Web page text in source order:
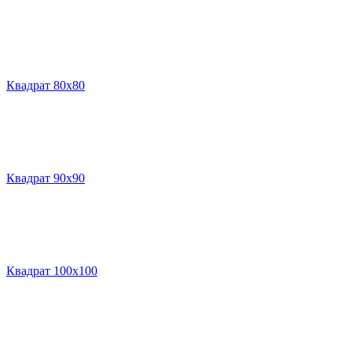
Квадрат 80х80
Квадрат 90х90
Квадрат 100х100